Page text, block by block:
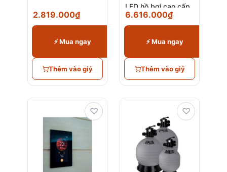
2.819.000₫
⚡ Mua ngay
Thêm vào giỷ
LED hồ bơi cao cấp
chính hãng
6.616.000₫
⚡ Mua ngay
Thêm vào giỷ
♡ ♡